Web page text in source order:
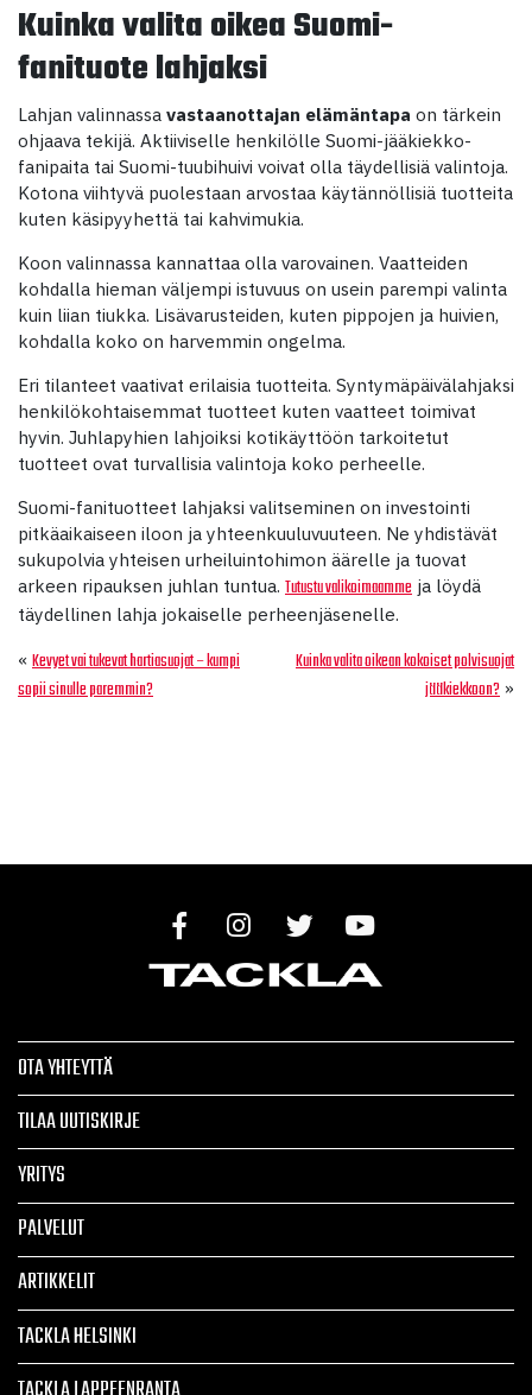
Kuinka valita oikea Suomi-
fanituote lahjaksi
Lahjan valinnassa vastaanottajan elämäntapa on tärkein
ohjaava tekijä. Aktiiviselle henkilölle Suomi-jääkiekko-
fanipaita tai Suomi-tuubihuivi voivat olla täydellisiä valintoja.
Kotona viihtyvä puolestaan arvostaa käytännöllisiä tuotteita
kuten käsipyyhettä tai kahvimukia.
Koon valinnassa kannattaa olla varovainen. Vaatteiden
kohdalla hieman väljempi istuvuus on usein parempi valinta
kuin liian tiukka. Lisävarusteiden, kuten pippojen ja huivien,
kohdalla koko on harvemmin ongelma.
Eri tilanteet vaativat erilaisia tuotteita. Syntymäpäivälahjaksi
henkilökohtaisemmat tuotteet kuten vaatteet toimivat
hyvin. Juhlapyhien lahjoiksi kotikäyttöön tarkoitetut
tuotteet ovat turvallisia valintoja koko perheelle.
Suomi-fanituotteet lahjaksi valitseminen on investointi
pitkäaikaiseen iloon ja yhteenkuuluvuuteen. Ne yhdistävät
sukupolvia yhteisen urheiluintohimon äärelle ja tuovat
arkeen ripauksen juhlan tuntua. Tutustu valikoimaamme ja löydä
täydellinen lahja jokaiselle perheenjäsenelle.
« Kevyet vai tukevat hartiasuojat – kumpi
sopii sinulle paremmin?
Kuinka valita oikean kokoiset polvisuojat
jääkiekkoon? »
OTA YHTEYTTÄ
TILAA UUTISKIRJE
YRITYS
PALVELUT
ARTIKKELIT
TACKLA HELSINKI